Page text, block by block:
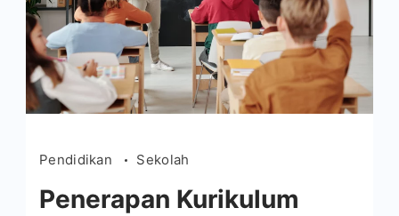
Pendidikan Sekolah
Penerapan Kurikulum